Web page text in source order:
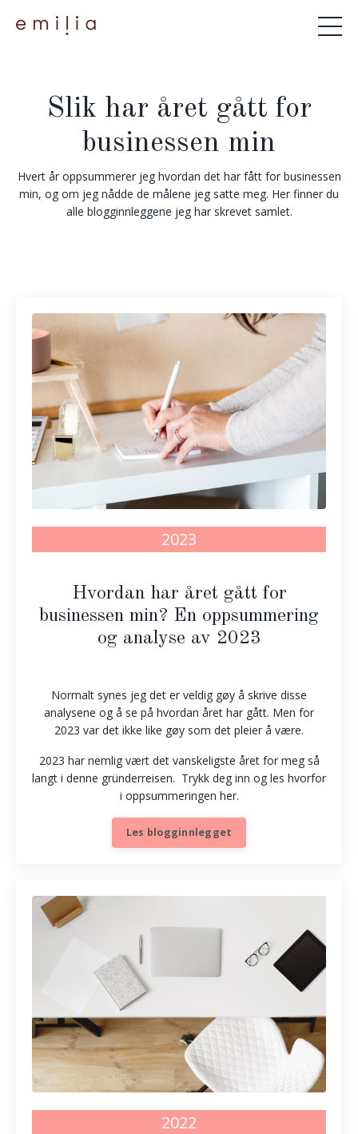
Slik har året gått for
businessen min
Hvert år oppsummerer jeg hvordan det har fått for businessen
min, og om jeg nådde de målene jeg satte meg. Her finner du
alle blogginnleggene jeg har skrevet samlet.
2023
Hvordan har året gått for
businessen min? En oppsummering
og analyse av 2023
Normalt synes jeg det er veldig gøy å skrive disse
analysene og å se på hvordan året har gått. Men for
2023 var det ikke like gøy som det pleier å være.
2023 har nemlig vært det vanskeligste året for meg så
langt i denne gründerreisen. Trykk deg inn og les hvorfor
i oppsummeringen her.
Les blogginnlegget
2022